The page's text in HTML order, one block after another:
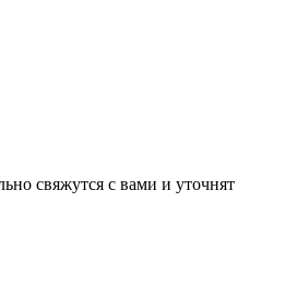
свяжутся с вами и уточнят